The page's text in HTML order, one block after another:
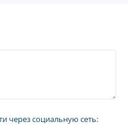
через социальную сеть: